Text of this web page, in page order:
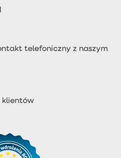
telefoniczny z naszym
klientów